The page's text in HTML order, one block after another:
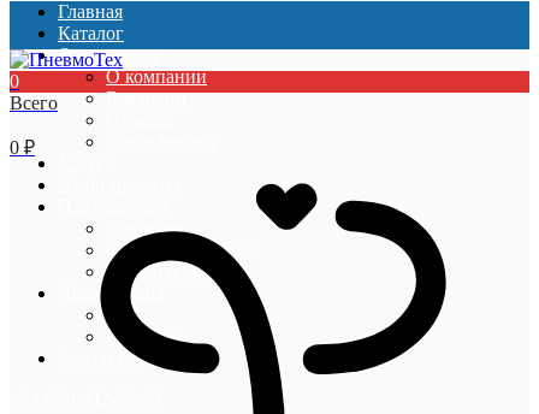
Главная
Каталог
О компании
О компании
Вакансии
Гарантии
Оплата и доставка
Акции и скидки
Информация
Блог
Новости
Контакты
0
Всего
0 ₽